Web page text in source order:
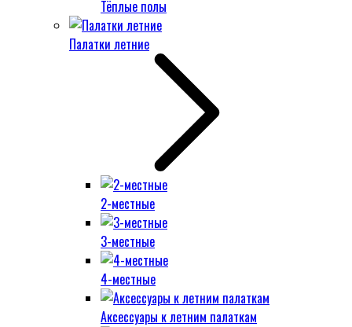
Тёплые полы
Палатки летние
2-местные
3-местные
4-местные
Аксессуары к летним палаткам